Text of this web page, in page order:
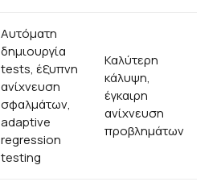
Αυτόματη
δημιουργία
tests, έξυπνη
ανίχνευση
σφαλμάτων,
adaptive
regression
testing
Καλύτερη
κάλυψη,
έγκαιρη
ανίχνευση
προβλημάτων